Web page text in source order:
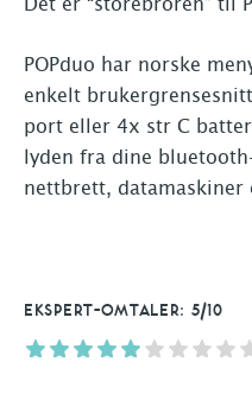
Det er “storebroren” til
POPduo har norske
enkelt
port eller 4x str C
lyden fra dine
nettbrett, datamaskiner
EKSPERT-OMTALER: 5/10